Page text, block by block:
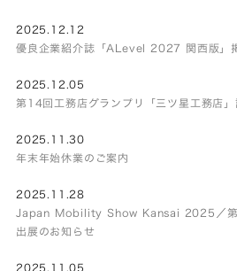
2025.12.12
優良企業紹介誌「ALevel 2027 関西版」
2025.12.05
第14回工務店グランプリ「三ツ星工務店」
2025.11.30
年末年始休業のご案内
2025.11.28
Japan Mobility Show Kansai 2025／第
出展のお知らせ
2025.11.05